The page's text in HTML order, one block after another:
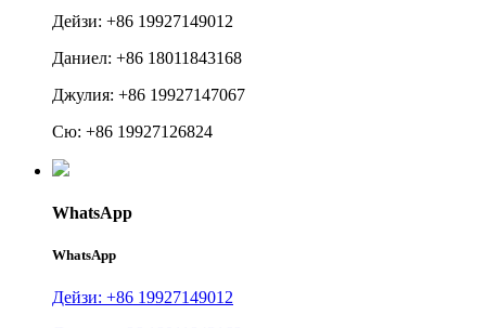
Дейзи: +86 19927149012
Даниел: +86 18011843168
Джулия: +86 19927147067
Сю: +86 19927126824
WhatsApp
WhatsApp
Дейзи: +86 19927149012